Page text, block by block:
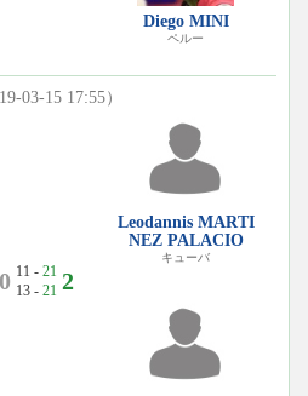
Diego MINI
ペルー
03-15 17:55）
0 11 - 21
13 - 21 2
Leodannis MARTI
NEZ PALACIO
キューバ